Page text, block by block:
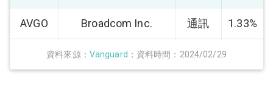
資料來源： Vanguard ；資料時間：2024/02/29
AVGO Broadcom Inc. 通訊 1.33%